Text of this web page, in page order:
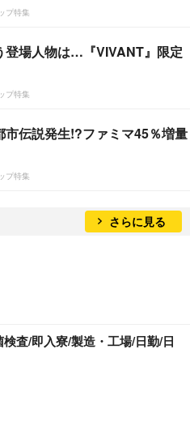
プ特集
登場人物は…『VIVANT』限定
プ特集
市伝説発生!?ファミマ45％増量
プ特集
さらに見る
査/即入寮/製造・工場/日勤/日